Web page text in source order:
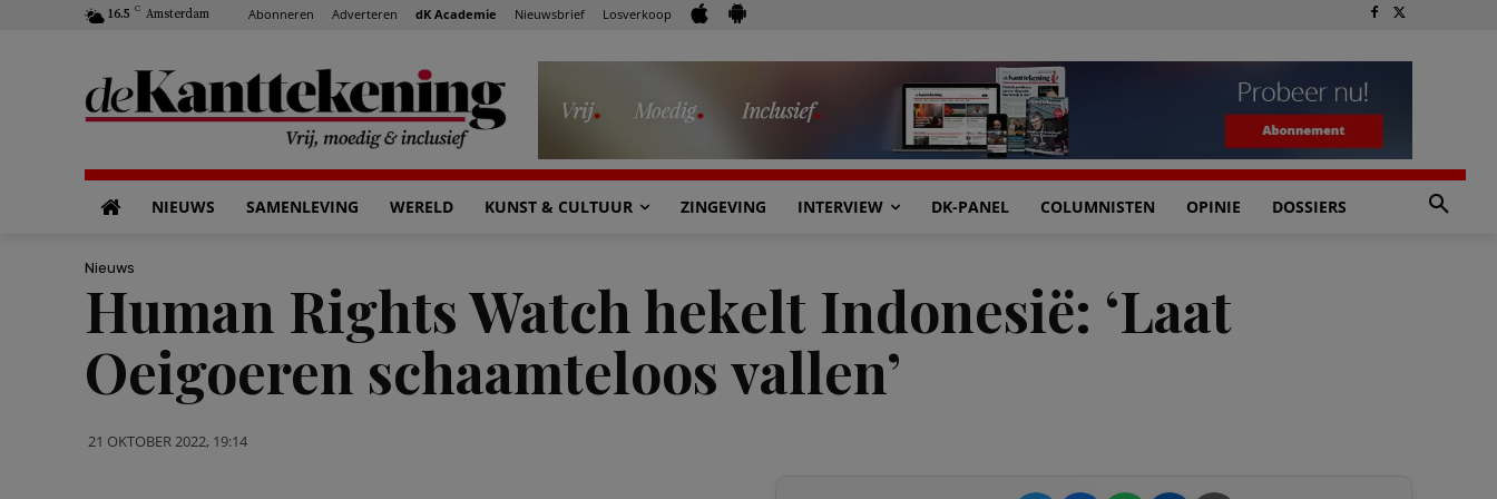
16.5 C Amsterdam Abonneren Adverteren dK Academie Nieuwsbrief Losverkoop
NIEUWS SAMENLEVING WERELD KUNST & CULTUUR ZINGEVING INTERVIEW DK-PANEL COLUMNISTEN OPINIE DOSSIERS
Nieuws
Human Rights Watch hekelt Indonesië: ‘Laat
Oeigoeren schaamteloos vallen’
21 OKTOBER 2022, 19:14